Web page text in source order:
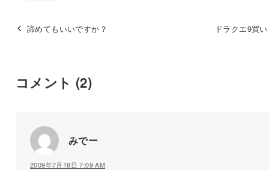
諦めてもいいですか？ ドラクエ9買
コメント (2)
みでー
2009年7月18日 7:09 AM